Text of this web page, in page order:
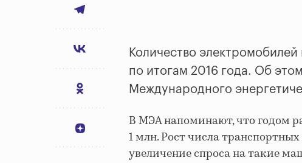
Количество
по итогам 2016 года. Об этом
Международного
В МЭА напоминают, что годом
1 млн. Рост числа
увеличение спроса на такие